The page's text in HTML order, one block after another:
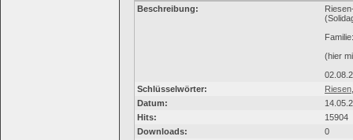
Beschreibung:
(hier
Schlüsselwörter:
Riesen
Datum:
Hits:
15904
Downloads:
0